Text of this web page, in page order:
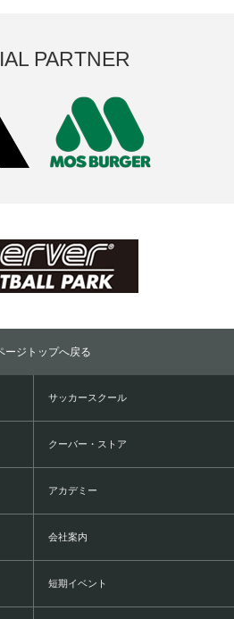
PARTNER
ージトップへ戻る
サッカースクール
クーバー・ストア
アカデミー
会社案内
短期イベント